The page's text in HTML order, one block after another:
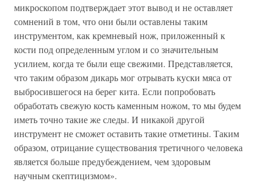
микроскопом подтверждает этот вывод и не оставляет
сомнений в том, что они были оставлены таким
инструментом, как кремневый нож, приложенный к
кости под определенным углом и со значительным
усилием, когда те были еще свежими. Представляется,
что таким образом дикарь мог отрывать куски мяса от
выбросившегося на берег кита. Если попробовать
обработать свежую кость каменным ножом, то мы будем
иметь точно такие же следы. И никакой другой
инструмент не сможет оставить такие отметины. Таким
образом, отрицание существования третичного человека
является больше предубеждением, чем здоровым
научным скептицизмом».